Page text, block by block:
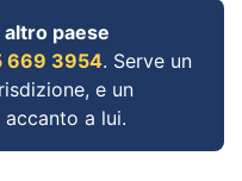
paese
669 3954. Serve un
e un
a lui.